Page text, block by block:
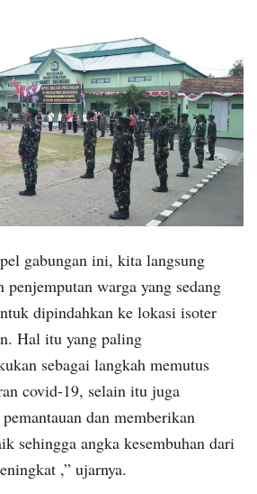
gabungan ini, kita langsung
penjemputan warga yang sedang
dipindahkan ke lokasi isoter
Hal itu yang paling
sebagai langkah memutus
covid-19, selain itu juga
dan memberikan
sehingga angka kesembuhan dari
,” ujarnya.